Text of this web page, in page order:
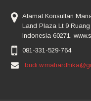
Alamat Konsultan
Land Plaza Lt 9
Indonesia 60271.
081-331-529-764